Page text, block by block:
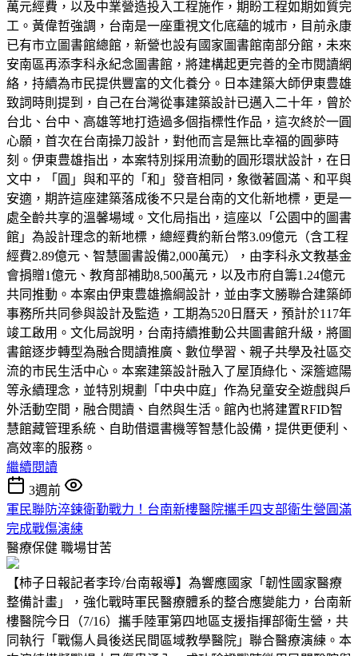
萬元經費，以及中業營造投入工程施作，期盼工程如期如質完
工。黃偉哲強調，台南是一座重視文化底蘊的城市，目前永康
已有市立圖書館總館，新營也設有國家圖書館南部分館，未來
安南區再添李科永紀念圖書館，將建構起更完善的全市閱讀網
絡，持續為市民提供豐富的文化養分。日本建築大師伊東豊雄
致詞時則提到，自己在台灣從事建築設計已邁入二十年，曾於
台北、台中、高雄等地打造過多個指標性作品，這次終於一圓
心願，首次在台南操刀設計，對他而言是無比幸福的圓夢時
刻。伊東豊雄指出，本案特別採用流動的圓形環狀設計，在日
文中，「圓」與和平的「和」發音相同，象徵著圓滿、和平與
安適，期許這座建築落成後不只是台南的文化新地標，更是一
處全齡共享的溫馨場域。文化局指出，這座以「公園中的圖書
館」為設計理念的新地標，總經費約新台幣3.09億元（含工程
經費2.89億元、智慧圖書設備2,000萬元），由李科永文教基金
會捐贈1億元、教育部補助8,500萬元，以及市府自籌1.24億元
共同推動。本案由伊東豊雄擔綱設計，並由李文勝聯合建築師
事務所共同參與設計及監造，工期為520日曆天，預計於117年
竣工啟用。文化局說明，台南持續推動公共圖書館升級，將圖
書館逐步轉型為融合閱讀推廣、數位學習、親子共學及社區交
流的市民生活中心。本案建築設計融入了屋頂綠化、深簷遮陽
等永續理念，並特別規劃「中央中庭」作為兒童安全遊戲與戶
外活動空間，融合閱讀、自然與生活。館內也將建置RFID智
慧館藏管理系統、自助借還書機等智慧化設備，提供更便利、
高效率的服務。
繼續閱讀
3週前
軍民聯防淬鍊衛勤戰力！台南新樓醫院攜手四支部衛生營圓滿
完成戰傷演練
醫療保健 職場甘苦
【柿子日報記者李玲/台南報導】為響應國家「韌性國家醫療
整備計畫」，強化戰時軍民醫療體系的整合應變能力，台南新
樓醫院今日（7/16）攜手陸軍第四地區支援指揮部衛生營，共
同執行「戰傷人員後送民間區域教學醫院」聯合醫療演練。本